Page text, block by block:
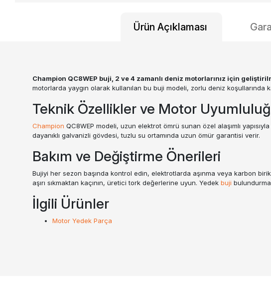
Ürün Açıklaması
Champion QC8WEP buji, 2 ve 4 zamanlı deniz motorlarınız için
motorlarda yaygın olarak kullanılan bu buji modeli, zorlu deniz koşullarında
Teknik Özellikler ve Motor
Champion QC8WEP modeli, uzun elektrot ömrü sunan özel alaşımlı
dayanıklı galvanizli gövdesi, tuzlu su ortamında uzun ömür garantisi verir.
Bakım ve Değiştirme Önerileri
Bujiyi her sezon başında kontrol edin, elektrotlarda aşınma veya karbon
aşırı sıkmaktan kaçının, üretici tork değerlerine uyun. Yedek buji
İlgili Ürünler
Motor Yedek Parça